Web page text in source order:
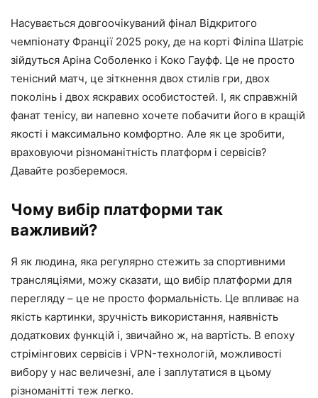
Насувається довгоочікуваний фінал Відкритого
чемпіонату Франції 2025 року, де на корті Філіпа Шатріє
зійдуться Аріна Соболенко і Коко Гауфф. Це не просто
тенісний матч, це зіткнення двох стилів гри, двох
поколінь і двох яскравих особистостей. І, як справжній
фанат тенісу, ви напевно хочете побачити його в кращій
якості і максимально комфортно. Але як це зробити,
враховуючи різноманітність платформ і сервісів?
Давайте розберемося.
Чому вибір платформи так
важливий?
Я як людина, яка регулярно стежить за спортивними
трансляціями, можу сказати, що вибір платформи для
перегляду – це не просто формальність. Це впливає на
якість картинки, зручність використання, наявність
додаткових функцій і, звичайно ж, на вартість. В епоху
стрімінгових сервісів і VPN-технологій, можливості
вибору у нас величезні, але і заплутатися в цьому
різноманітті теж легко.